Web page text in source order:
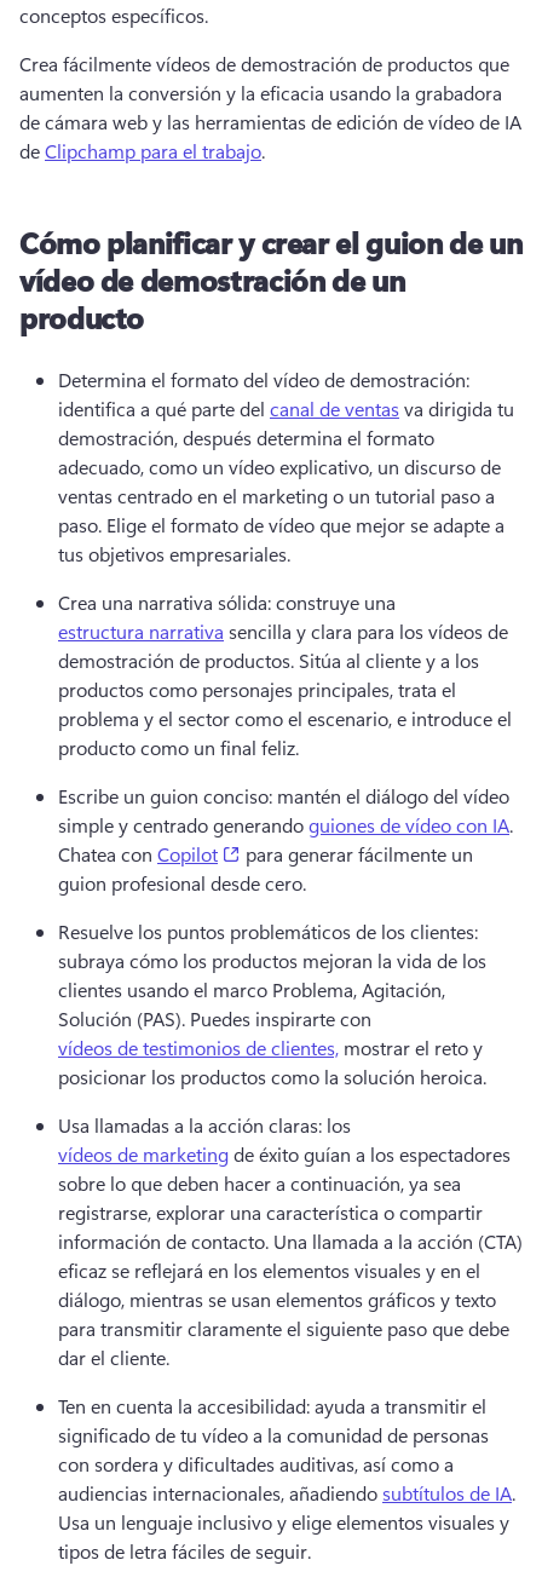
conceptos específicos.
Crea fácilmente vídeos de demostración de productos que
aumenten la conversión y la eficacia usando la grabadora
de cámara web y las herramientas de edición de vídeo de IA
de Clipchamp para el trabajo.
Cómo planificar y crear el guion de un
vídeo de demostración de un
producto
Determina el formato del vídeo de demostración:
identifica a qué parte del canal de ventas va dirigida tu
demostración, después determina el formato
adecuado, como un vídeo explicativo, un discurso de
ventas centrado en el marketing o un tutorial paso a
paso. Elige el formato de vídeo que mejor se adapte a
tus objetivos empresariales.
Crea una narrativa sólida: construye una
estructura narrativa sencilla y clara para los vídeos de
demostración de productos. Sitúa al cliente y a los
productos como personajes principales, trata el
problema y el sector como el escenario, e introduce el
producto como un final feliz.
Escribe un guion conciso: mantén el diálogo del vídeo
simple y centrado generando guiones de vídeo con IA
Chatea con Copilot (opens in a new tab)
para generar fácilmente un
guion profesional desde cero.
Resuelve los puntos problemáticos de los clientes:
subraya cómo los productos mejoran la vida de los
clientes usando el marco Problema, Agitación,
Solución (PAS). Puedes inspirarte con
vídeos de testimonios de clientes, mostrar el reto y
posicionar los productos como la solución heroica.
Usa llamadas a la acción claras: los
vídeos de marketing de éxito guían a los espectadores
sobre lo que deben hacer a continuación, ya sea
registrarse, explorar una característica o compartir
información de contacto. Una llamada a la acción (CTA)
eficaz se reflejará en los elementos visuales y en el
diálogo, mientras se usan elementos gráficos y texto
para transmitir claramente el siguiente paso que debe
dar el cliente.
Ten en cuenta la accesibilidad: ayuda a transmitir el
significado de tu vídeo a la comunidad de personas
con sordera y dificultades auditivas, así como a
audiencias internacionales, añadiendo subtítulos de IA
Usa un lenguaje inclusivo y elige elementos visuales y
tipos de letra fáciles de seguir.